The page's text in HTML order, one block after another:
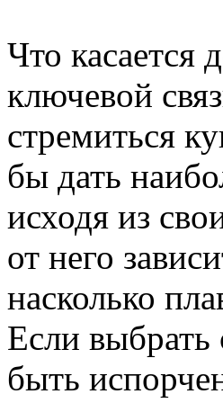
Что касается
ключевой
стремиться
бы дать
исходя из
от него
насколько
Если
быть